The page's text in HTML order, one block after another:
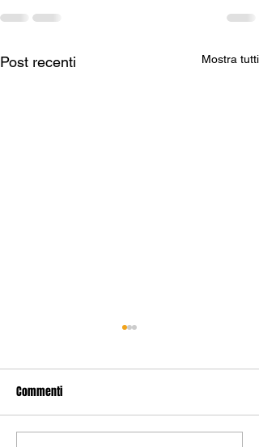
Post recenti Mostra tutti
Commenti